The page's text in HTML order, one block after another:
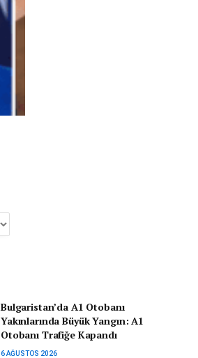
Bulgaristan’da A1 Otobanı
Yakınlarında Büyük Yangın: A1
Otobanı Trafiğe Kapandı
6 AĞUSTOS 2026